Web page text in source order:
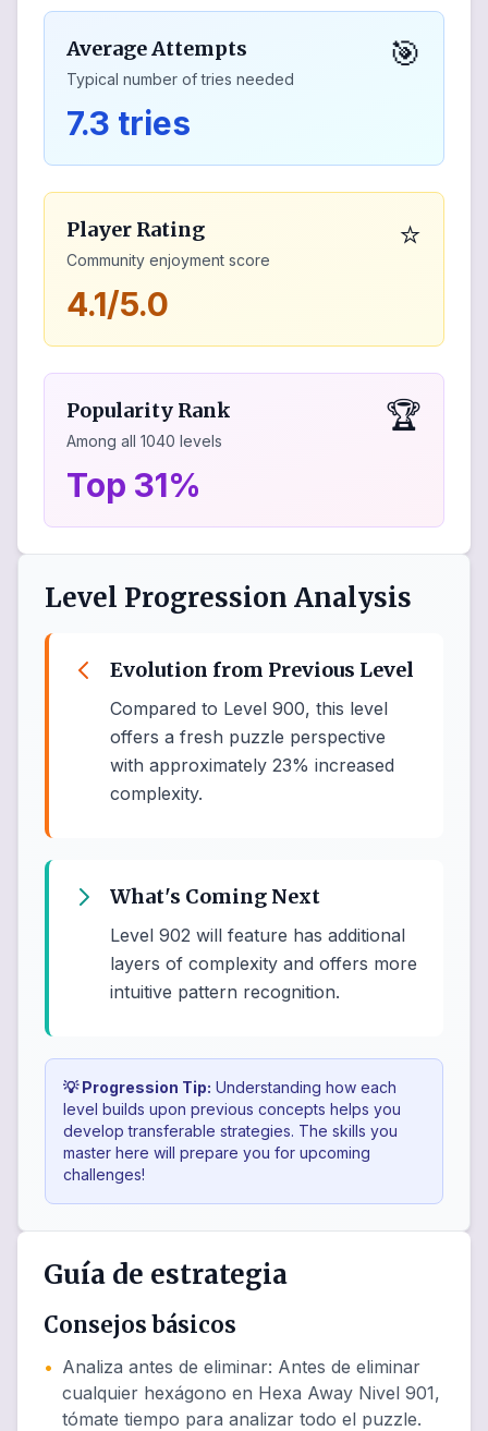
Average Attempts
Typical number of tries needed
🎯
7.3 tries
Player Rating
Community enjoyment score
⭐
4.1/5.0
Popularity Rank
Among all 1040 levels
🏆
Top 31%
Level Progression Analysis
Evolution from Previous Level
Compared to Level 900, this level
offers a fresh puzzle perspective
with approximately 23% increased
complexity.
What's Coming Next
Level 902 will feature has additional
layers of complexity and offers more
intuitive pattern recognition.
💡 Progression Tip: Understanding how each
level builds upon previous concepts helps you
develop transferable strategies. The skills you
master here will prepare you for upcoming
challenges!
Guía de estrategia
Consejos básicos
• Analiza antes de eliminar: Antes de eliminar
cualquier hexágono en Hexa Away Nivel 901,
tómate tiempo para analizar todo el puzzle.